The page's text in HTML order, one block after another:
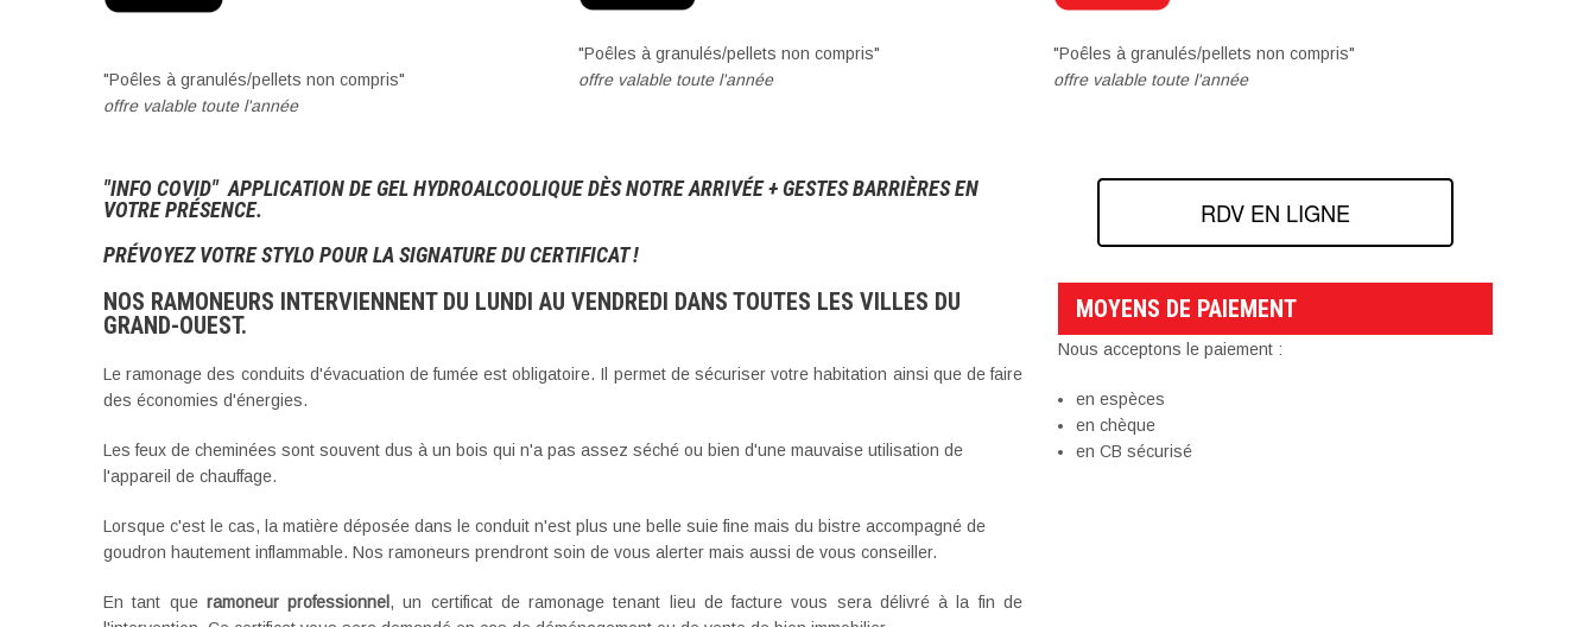
"Poêles à granulés/pellets non compris"
offre valable toute l'année
"Poêles à granulés/pellets non compris"
offre valable toute l'année
"Poêles à granulés/pellets non compris"
offre valable toute l'année
"INFO COVID" APPLICATION DE GEL HYDROALCOOLIQUE DÈS NOTRE ARRIVÉE + GESTES BARRIÈRES EN
VOTRE PRÉSENCE.
PRÉVOYEZ VOTRE STYLO POUR LA SIGNATURE DU CERTIFICAT !
NOS RAMONEURS INTERVIENNENT DU LUNDI AU VENDREDI DANS TOUTES LES VILLES DU
GRAND-OUEST.
Le ramonage des conduits d'évacuation de fumée est obligatoire. Il permet de sécuriser votre habitation ainsi que de faire
des économies d'énergies.
Les feux de cheminées sont souvent dus à un bois qui n'a pas assez séché ou bien d'une mauvaise utilisation de
l'appareil de chauffage.
Lorsque c'est le cas, la matière déposée dans le conduit n'est plus une belle suie fine mais du bistre accompagné de
goudron hautement inflammable. Nos ramoneurs prendront soin de vous alerter mais aussi de vous conseiller.
En tant que ramoneur professionnel , un certificat de ramonage tenant lieu de facture vous sera délivré à la fin de
RDV EN LIGNE
MOYENS DE PAIEMENT
Nous acceptons le paiement :
en espèces
en chèque
en CB sécurisé